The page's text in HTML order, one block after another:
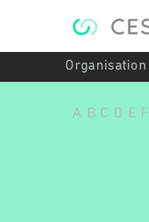
Organisation
A B C D E F